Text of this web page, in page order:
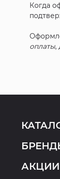
Когда
оплаты,
АКЦИИ